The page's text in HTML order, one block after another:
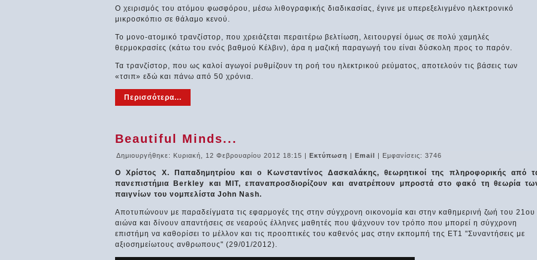
Ο χειρισμός του ατόμου φωσφόρου, μέσω λιθογραφικής διαδικασίας, έγινε με υπερεξελιγμένο ηλεκτρονικό
μικροσκόπιο σε θάλαμο κενού.
Το μονο-ατομικό τρανζίστορ, που χρειάζεται περαιτέρω βελτίωση, λειτουργεί όμως σε πολύ χαμηλές
θερμοκρασίες (κάτω του ενός βαθμού Κέλβιν), άρα η μαζική παραγωγή του είναι δύσκολη προς το παρόν.
Τα τρανζίστορ, που ως καλοί αγωγοί ρυθμίζουν τη ροή του ηλεκτρικού ρεύματος, αποτελούν τις βάσεις των
«τσιπ» εδώ και πάνω από 50 χρόνια.
Περισσότερα...
Beautiful Minds...
Δημιουργήθηκε: Κυριακή, 12 Φεβρουαρίου 2012 18:15 | Εκτύπωση | Email | Εμφανίσεις: 3746
O Χρίστος Χ. Παπαδημητρίου και ο Κωνσταντίνος Δασκαλάκης, θεωρητικοί της πληροφορικής από
πανεπιστήμια Berkley και ΜΙΤ, επαναπροσδιορίζουν και ανατρέπουν μπροστά στο φακό τη θεωρία
παιγνίων του νομπελίστα John Nash.
Αποτυπώνουν με παραδείγματα τις εφαρμογές της στην σύγχρονη οικονομία και στην καθημερινή ζωή του 21ου
αιώνα και δίνουν απαντήσεις σε νεαρούς έλληνες μαθητές που ψάχνουν τον τρόπο που μπορεί η σύγχρονη
επιστήμη να καθορίσει το μέλλον και τις προοπτικές του καθενός μας στην εκπομπή της ΕΤ1 "Συναντήσεις με
αξιοσημείωτους ανθρωπους" (29/01/2012).